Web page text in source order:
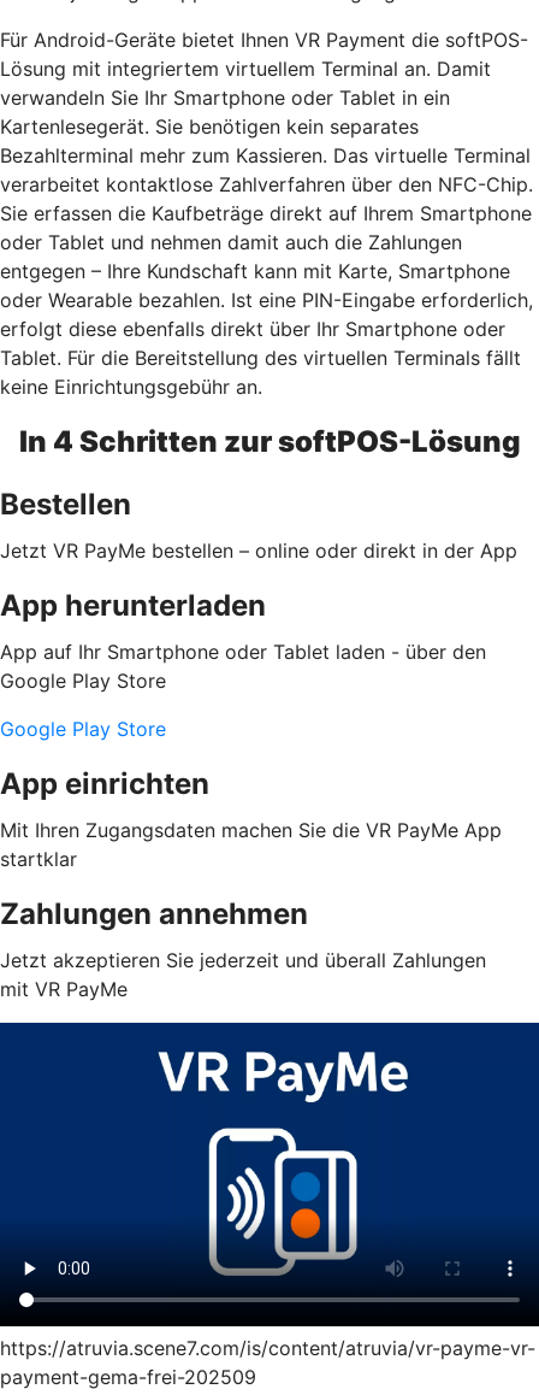
Für Android-Geräte bietet Ihnen VR Payment die softPOS-
Lösung mit integriertem virtuellem Terminal an. Damit
verwandeln Sie Ihr Smartphone oder Tablet in ein
Kartenlesegerät. Sie benötigen kein separates
Bezahlterminal mehr zum Kassieren. Das virtuelle Terminal
verarbeitet kontaktlose Zahlverfahren über den NFC-Chip.
Sie erfassen die Kaufbeträge direkt auf Ihrem Smartphone
oder Tablet und nehmen damit auch die Zahlungen
entgegen – Ihre Kundschaft kann mit Karte, Smartphone
oder Wearable bezahlen. Ist eine PIN-Eingabe erforderlich,
erfolgt diese ebenfalls direkt über Ihr Smartphone oder
Tablet. Für die Bereitstellung des virtuellen Terminals fällt
keine Einrichtungsgebühr an.
In 4 Schritten zur softPOS-Lösung
Bestellen
Jetzt VR PayMe bestellen – online oder direkt in der App
App herunterladen
App auf Ihr Smartphone oder Tablet laden - über den
Google Play Store
Google Play Store
App einrichten
Mit Ihren Zugangsdaten machen Sie die VR PayMe App
startklar
Zahlungen annehmen
Jetzt akzeptieren Sie jederzeit und überall Zahlungen
mit VR PayMe
https://atruvia.scene7.com/is/content/atruvia/vr-payme-vr-
payment-gema-frei-202509